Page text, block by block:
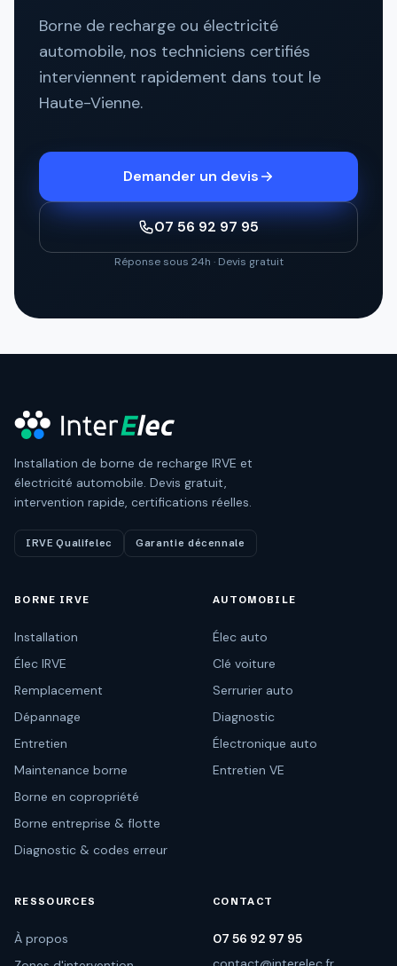
Borne de recharge ou électricité
automobile, nos techniciens certifiés
interviennent rapidement dans tout le
Haute-Vienne.
Demander un devis
07 56 92 97 95
Réponse sous 24h · Devis gratuit
Installation de borne de recharge IRVE et
électricité automobile. Devis gratuit,
intervention rapide, certifications réelles.
IRVE Qualifelec Garantie décennale
BORNE IRVE
Installation
Élec IRVE
Remplacement
Dépannage
Entretien
Maintenance borne
Borne en copropriété
Borne entreprise & flotte
Diagnostic & codes erreur
AUTOMOBILE
Élec auto
Clé voiture
Serrurier auto
Diagnostic
Électronique auto
Entretien VE
RESSOURCES
À propos
CONTACT
07 56 92 97 95